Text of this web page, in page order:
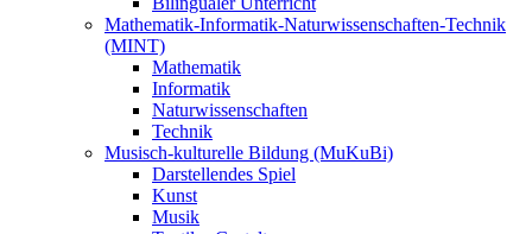
Mathematik-Informatik-Naturwissenschaften-Technik
(MINT)
Mathematik
Informatik
Naturwissenschaften
Technik
Musisch-kulturelle Bildung (MuKuBi)
Darstellendes Spiel
Kunst
Musik